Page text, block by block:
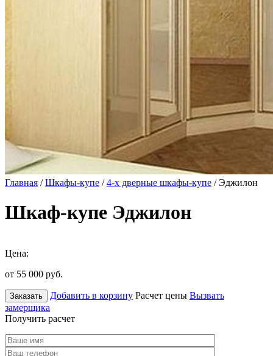
Главная /Шкафы-купе /4-х дверные шкафы-купе / Эджилон
Шкаф-купе Эджилон
Цена:
от 55 000 руб.
Заказать Добавить в корзину Расчет цены Вызвать
замерщика
Получить расчет